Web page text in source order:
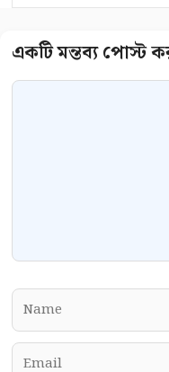
Comment
Name
Email